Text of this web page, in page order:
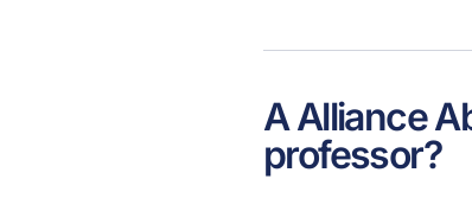
A Alliance
professor?